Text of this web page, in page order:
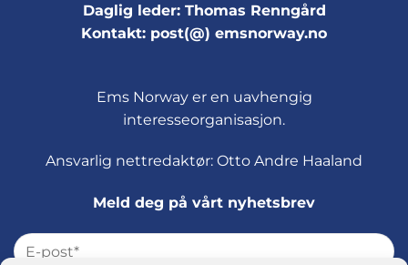
Daglig leder: Thomas Renngård
Kontakt: post(@) emsnorway.no
Ems Norway er en uavhengig
interesseorganisasjon.
Ansvarlig nettredaktør: Otto Andre Haaland
Meld deg på vårt nyhetsbrev